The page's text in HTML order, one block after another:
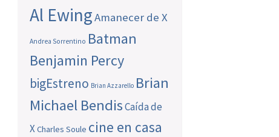
Al EwingAmanecer de X
Andrea Sorrentino Batman
Benjamin Percy
bigEstreno Brian Azzarello Brian
Michael BendisCaída de
XCharles Soule cine en casa